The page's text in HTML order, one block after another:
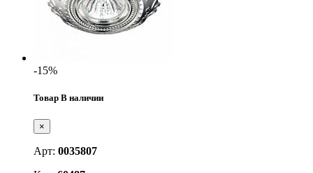
-15%
Товар В наличии
×
Арт: 0035807